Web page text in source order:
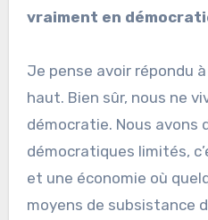
vraiment en
Je pense avoir répondu
haut. Bien sûr, nous ne
démocratie. Nous avons
démocratiques limités,
et une économie où
moyens de subsistance